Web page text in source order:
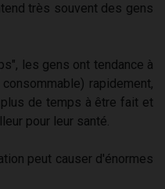
très souvent des gens
les gens ont tendance à
rapidement,
de temps à être fait et
pour leur santé.
peut causer d'énormes